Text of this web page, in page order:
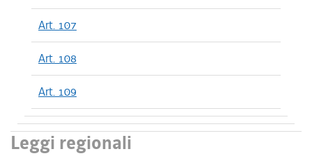
Art. 107
Art. 108
Art. 109
Leggi regionali